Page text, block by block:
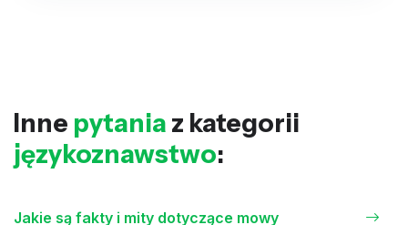
Inne pytania z kategorii
językoznawstwo:
Jakie są fakty i mity dotyczące mowy